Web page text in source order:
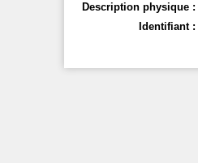
Description physique :
Identifiant :